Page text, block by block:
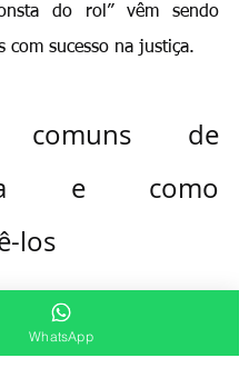
do rol” vêm sendo
com sucesso na justiça.
comuns de
e como
los
oncológicos: Negar
ou medicamentos de alto
WhatsApp